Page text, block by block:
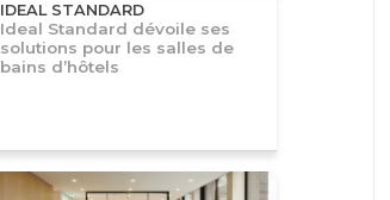
IDEAL STANDARD
Ideal Standard dévoile ses
solutions pour les salles de
bains d’hôtels